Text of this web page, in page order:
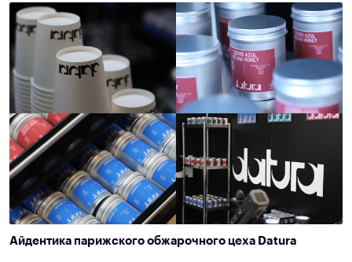
Айдентика парижского обжарочного цеха Datura